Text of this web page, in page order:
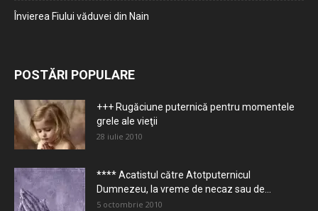
Învierea Fiului văduvei din Nain
POSTĂRI POPULARE
+++ Rugăciune puternică pentru momentele
grele ale vieţii
28 iulie 2010
**** Acatistul către Atotputernicul
Dumnezeu, la vreme de necaz sau de...
5 octombrie 2010